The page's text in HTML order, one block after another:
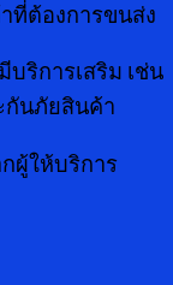
ที่ต้องการขนส่ง
ริการเสริม เช่น
กันภัยสินค้า
ผู้ให้บริการ